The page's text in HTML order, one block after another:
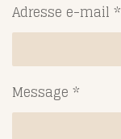
Adresse e-mail *
Message *